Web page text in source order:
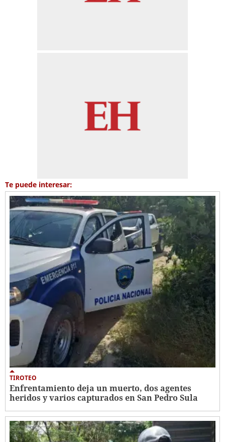
Te puede interesar:
TIROTEO
Enfrentamiento deja un muerto, dos agentes
heridos y varios capturados en San Pedro Sula